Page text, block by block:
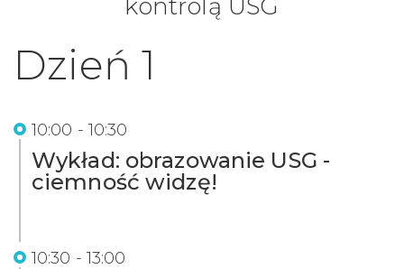
kontrolą USG
Dzień 1
10:00 - 10:30
Wykład: obrazowanie USG -
ciemność widzę!
10:30 - 13:00